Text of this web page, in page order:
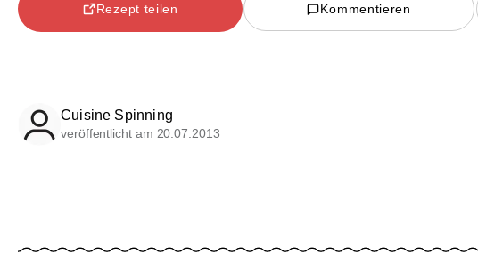
Rezept teilen Kommentieren
Cuisine Spinning
veröffentlicht am 20.07.2013